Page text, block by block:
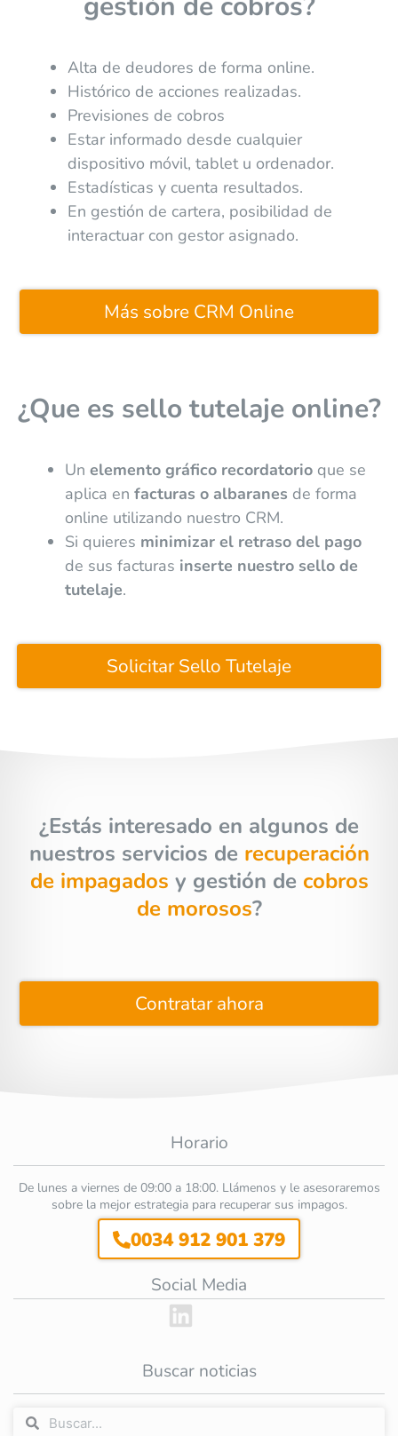
Alta de deudores de forma online.
Histórico de acciones realizadas.
Previsiones de cobros
Estar informado desde cualquier
dispositivo móvil, tablet u ordenador.
Estadísticas y cuenta resultados.
En gestión de cartera, posibilidad de
interactuar con gestor asignado.
Más sobre CRM Online
¿Que es sello tutelaje online?
Un elemento gráfico recordatorioque se
aplica en facturas o albaranes de forma
online utilizando nuestro CRM.
Si quieres minimizar el retraso del pago
de sus facturas inserte nuestro sello de
tutelaje.
Solicitar Sello Tutelaje
¿Estás interesado en algunos de
nuestros servicios de recuperación
de impagados y gestión de cobros
de morosos?
Contratar ahora
Horario
De lunes a viernes de 09:00 a 18:00. Llámenos y le asesoraremos
sobre la mejor estrategia para recuperar sus impagos.
0034 912 901 379
Social Media
Buscar noticias